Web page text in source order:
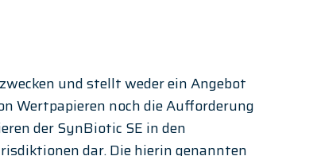
und stellt weder ein Angebot
Wertpapieren noch die Aufforderung
der SynBiotic SE in den
dar. Die hierin genannten